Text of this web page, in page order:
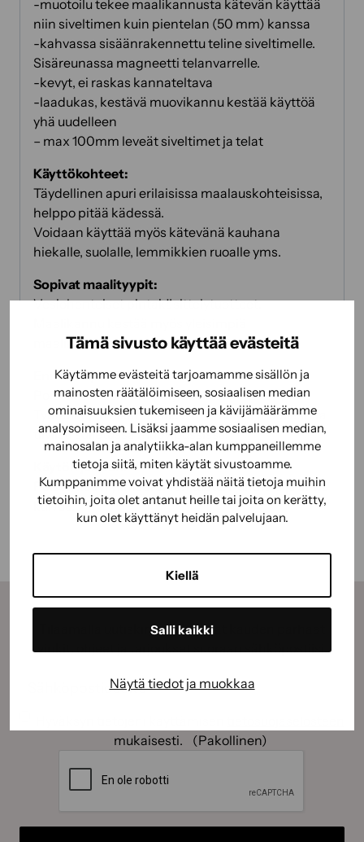
Tämä sivusto käyttää evästeitä
Käytämme evästeitä tarjoamamme sisällön ja
mainosten räätälöimiseen, sosiaalisen median
ominaisuuksien tukemiseen ja kävijämäärämme
analysoimiseen. Lisäksi jaamme sosiaalisen median,
mainosalan ja analytiikka-alan kumppaneillemme
tietoja siitä, miten käytät sivustoamme.
Kumppanimme voivat yhdistää näitä tietoja muihin
tietoihin, joita olet antanut heille tai joita on kerätty,
kun olet käyttänyt heidän palvelujaan.
Kiellä
Salli kaikki
Näytä tiedot ja muokkaa
-muotoilu tekee maalikannusta kätevän käyttää
niin siveltimen kuin pientelan (50 mm) kanssa
-kahvassa sisäänrakennettu teline siveltimelle.
Sisäreunassa magneetti telanvarrelle.
-kevyt, ei raskas kannateltava
-laadukas, kestävä muovikannu kestää käyttöä
yhä uudelleen
– max 100mm leveät siveltimet ja telat
Käyttökohteet:
Täydellinen apuri erilaisissa maalauskohteisissa,
helppo pitää kädessä.
Voidaan käyttää myös kätevänä kauhana
hiekalle, suolalle, lemmikkien ruoalle yms.
Sopivat maalityypit:
Vesiohenteiset pintakäsittelytuotteet.
maaliliuottimia.
Ennen käyttöä:
Poista mahdollinen pöly/irtolika.
Työtaukojen aikana (alle 24h): Säilytä maaliastiaa
tiiviisti suljetussa muovipussissa.
Käytön jälkeen:
Poista/kaavi ylimääräinen tuote. Puhdista ja anna
kuivua.
Tilaamalla uutiskirjeemme saat kauden parhaat
vinkit, ohjeet ja tarjoukset suoraan sähköpostiisi.
(Pakollinen)
mukaisesti.
(Pakollinen)